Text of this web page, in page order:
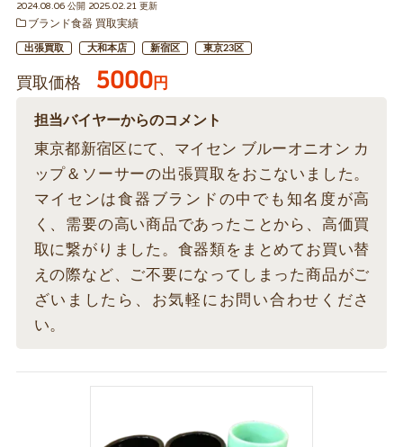
2024.08.06 公開 2025.02.21 更新
ブランド食器 買取実績
出張買取 大和本店 新宿区 東京23区
買取価格 5000円
担当バイヤーからのコメント
東京都新宿区にて、マイセン ブルーオニオン カ
ップ＆ソーサーの出張買取をおこないました。
マイセンは食器ブランドの中でも知名度が高
く、需要の高い商品であったことから、高価買
取に繋がりました。食器類をまとめてお買い替
えの際など、ご不要になってしまった商品がご
ざいましたら、お気軽にお問い合わせくださ
い。